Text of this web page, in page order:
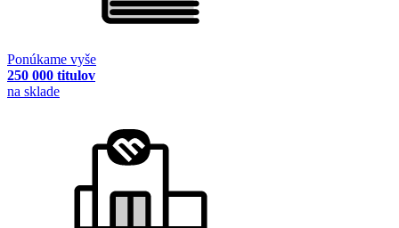
Ponúkame vyše
250 000 titulov
na sklade